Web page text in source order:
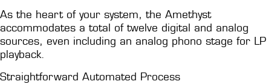
As the heart of your system, the Amethyst
accommodates a total of twelve digital and analog
sources, even including an analog phono stage for LP
playback.
Straightforward Automated Process